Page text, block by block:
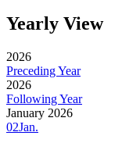
Yearly View
2026
Preceding Year
2026
Following Year
January 2026
02Jan.